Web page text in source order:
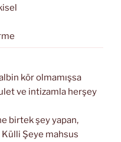
kör olmamışsa
ve intizamla herşey
birtek şey yapan,
Külli Şeye mahsus